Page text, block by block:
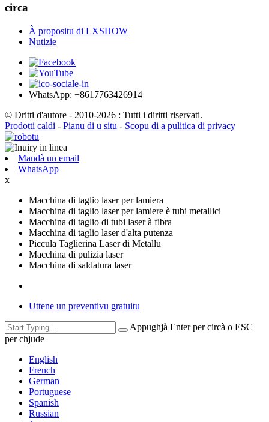
circa
À propositu di LXSHOW
Nutizie
WhatsApp: +8617763426914
© Dritti d'autore - 2010-2026 : Tutti i diritti riservati.
Prodotti caldi - Pianu di u situ - Scopu di a pulitica di privacy
Mandà un email
WhatsApp
x
Macchina di taglio laser per lamiera
Macchina di taglio laser per lamiere è tubi metallici
Macchina di taglio di tubi laser à fibra
Macchina di taglio laser d'alta putenza
Piccula Taglierina Laser di Metallu
Macchina di pulizia laser
Macchina di saldatura laser
Uttene un preventivu gratuitu
Appughjà Enter per circà o ESC
per chjude
English
French
German
Portuguese
Spanish
Russian